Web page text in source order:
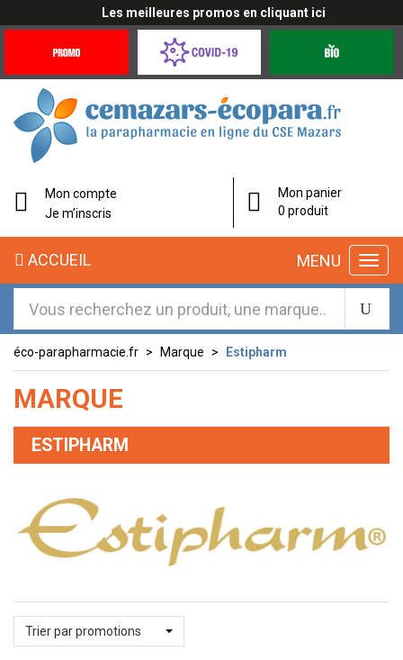
Les meilleures promos en cliquant ici
Offres
Coronavirus
Mon compte
Je m’inscris
Mon panier
0 produit
MENU
ACCUEIL
éco-parapharmacie.fr Marque Estipharm
MARQUE
ESTIPHARM
Trier par promotions